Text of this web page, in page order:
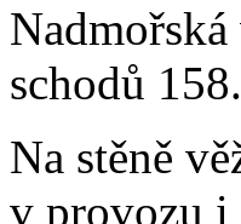
schodů 158.
Na stěně
v provozu i